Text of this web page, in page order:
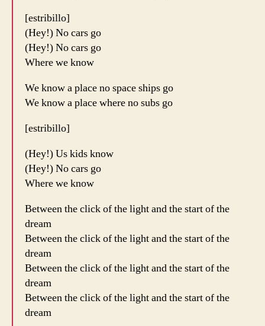
[estribillo]
(Hey!) No cars go
(Hey!) No cars go
Where we know
We know a place no space ships go
We know a place where no subs go
[estribillo]
(Hey!) Us kids know
(Hey!) No cars go
Where we know
Between the click of the light and the start of the
dream
Between the click of the light and the start of the
dream
Between the click of the light and the start of the
dream
Between the click of the light and the start of the
dream